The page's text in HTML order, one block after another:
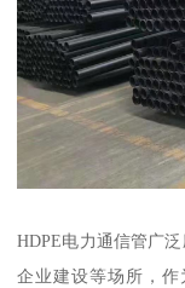
HDPE电力通信管广
企业建设等场所，